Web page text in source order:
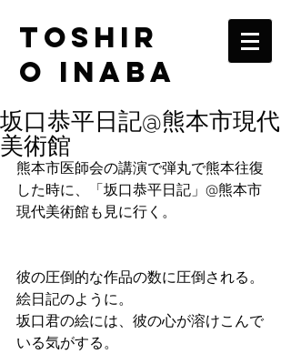
TOSHIR
O INABA
坂口恭平日記@熊本市現代
美術館
熊本市医師会の講演で弾丸で熊本往復
した時に、「坂口恭平日記」@熊本市
現代美術館も見に行く。
彼の圧倒的な作品の数に圧倒される。
絵日記のように。
坂口君の絵には、彼の心が溶けこんで
いる気がする。